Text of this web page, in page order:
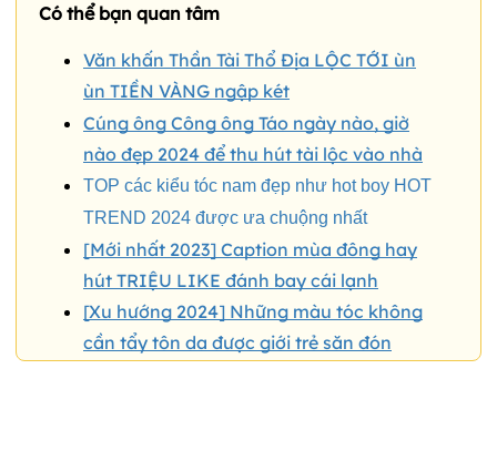
Có thể bạn quan tâm
Văn khấn Thần Tài Thổ Địa LỘC TỚI ùn
ùn TIỀN VÀNG ngập két
Cúng ông Công ông Táo ngày nào, giờ
nào đẹp 2024 để thu hút tài lộc vào nhà
TOP các kiểu tóc nam đẹp như hot boy HOT
TREND 2024 được ưa chuộng nhất
[Mới nhất 2023] Caption mùa đông hay
hút TRIỆU LIKE đánh bay cái lạnh
[Xu hướng 2024] Những màu tóc không
cần tẩy tôn da được giới trẻ săn đón